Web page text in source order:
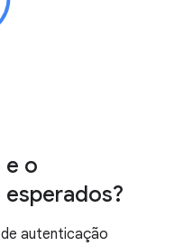
e o
autenticação